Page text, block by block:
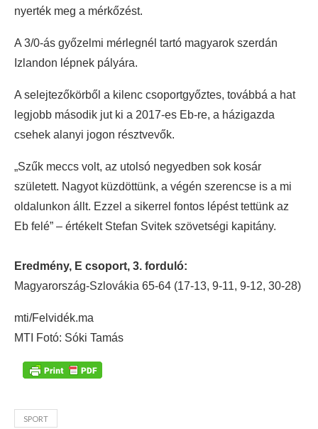
nyerték meg a mérkőzést.
A 3/0-ás győzelmi mérlegnél tartó magyarok szerdán
Izlandon lépnek pályára.
A selejtezőkörből a kilenc csoportgyőztes, továbbá a hat
legjobb második jut ki a 2017-es Eb-re, a házigazda
csehek alanyi jogon résztvevők.
„Szűk meccs volt, az utolsó negyedben sok kosár
született. Nagyot küzdöttünk, a végén szerencse is a mi
oldalunkon állt. Ezzel a sikerrel fontos lépést tettünk az
Eb felé” – értékelt Stefan Svitek szövetségi kapitány.
Eredmény, E csoport, 3. forduló:
Magyarország-Szlovákia 65-64 (17-13, 9-11, 9-12, 30-28)
mti/Felvidék.ma
MTI Fotó: Sóki Tamás
SPORT